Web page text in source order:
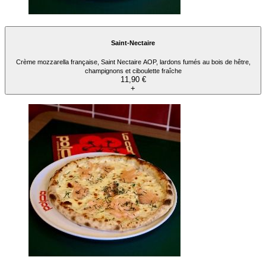
Saint-Nectaire
Crème mozzarella française, Saint Nectaire AOP, lardons fumés au bois de hêtre,
champignons et ciboulette fraîche
11,90 €
+